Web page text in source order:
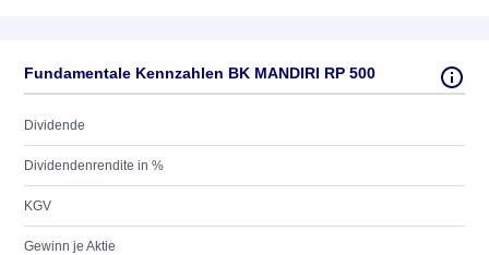
Fundamentale Kennzahlen BK MANDIRI RP 500
Dividende
Dividendenrendite in %
KGV
Gewinn je Aktie